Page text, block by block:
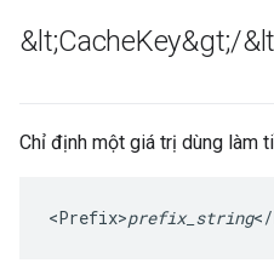
&lt;CacheKey&gt;/
Chỉ định một giá trị dùng làm
<Prefix>prefix_string